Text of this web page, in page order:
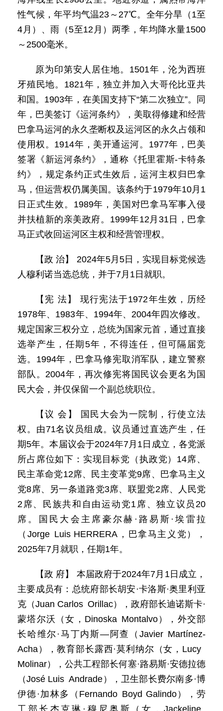
性气候，年平均气温23～27℃。全年分旱（1至
4月）、雨（5至12月）两季，年均降水量1500
～2500毫米。
原为印第安人居住地。1501年，沦为西班
牙殖民地。1821年，独立并加入大哥伦比亚共
和国。1903年，在美国支持下“第二次独立”。同
年，巴美签订《运河条约》，美取得修建和经营
巴拿马运河的永久垄断权及运河区的永久占领和
使用权。1914年，美开通运河。1977年，巴美
签署《新运河条约》，通称《托里霍斯-卡特条
约》，规定条约正式生效后，运河主权归巴拿
马，但运营权仍属美国。该条约于1979年10月1
日正式生效。1989年，美国对巴拿马军事入侵
并扶植新的亲美政府。1999年12月31日，巴拿
马正式收回运河区主权和经营管理权。
【政 治】 2024年5月5日，实现目标党候选
人穆利诺当选总统，并于7月1日就职。
【宪 法】 现行宪法于1972年生效，历经
1978年、1983年、1994年、2004年四次修改。
规定国家三权分立，总统为国家元首，通过直接
选举产生，任期5年，不得连任，但可隔届竞
选。1994年，巴拿马修宪取消军队，建立警察
部队。2004年，再次修宪将国民议会更名为国
民大会，并仅保留一个副总统职位。
【议 会】 国民大会为一院制，行使立法
权。由71名议员组成。议员通过直选产生，任
期5年。本届议会于2024年7月1日成立，各党派
所占席位如下：实现目标党（执政党）14席、
民主革命党12席、民主变革党9席、巴拿马主义
党8席、另一条道路党3席、联盟党2席、人民党
2席、民族共和自由运动党1席、独立议员20
席。国民大会主席豪尔赫·路易斯·埃雷拉
（Jorge Luis HERRERA，巴拿马主义党），
2025年7月就职，任期1年。
【政 府】 本届政府于2024年7月1日成立，
主要成员有：总统府部长胡安·卡洛斯·奥里利亚
克（Juan Carlos Orillac），政府部长迪诺斯卡·
蒙塔尔沃（女，Dinoska Montalvo），外交部
长哈维尔·马丁内斯—阿查（Javier Martínez-
Acha），教育部长露西·莫利纳尔（女，Lucy
Molinar），公共工程部长何塞·路易斯·安德拉德
（José Luis Andrade），卫生部长费尔南多·博
伊德·加林多（Fernando Boyd Galindo），劳
工部长杰克琳·穆尼奥斯（女，Jackeline